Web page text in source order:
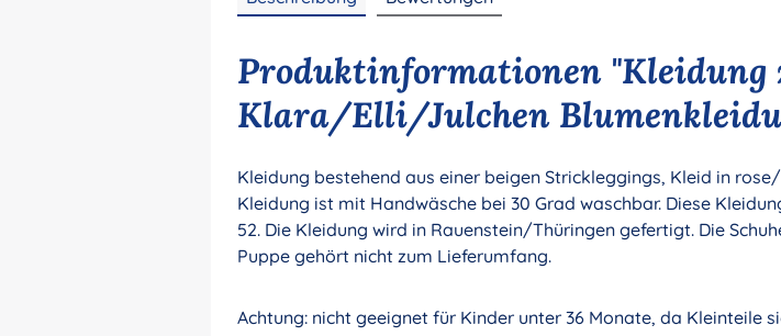
Produktinformationen "Kleidung
Klara/Elli/Julchen
Kleidung bestehend aus einer beigen Strickleggings, Kleid in
Kleidung ist mit Handwäsche bei 30 Grad waschbar. Diese
52. Die Kleidung wird in Rauenstein/Thüringen gefertigt. Die
Puppe gehört nicht zum Lieferumfang.
Achtung: nicht geeignet für Kinder unter 36 Monate, da Kleinteile